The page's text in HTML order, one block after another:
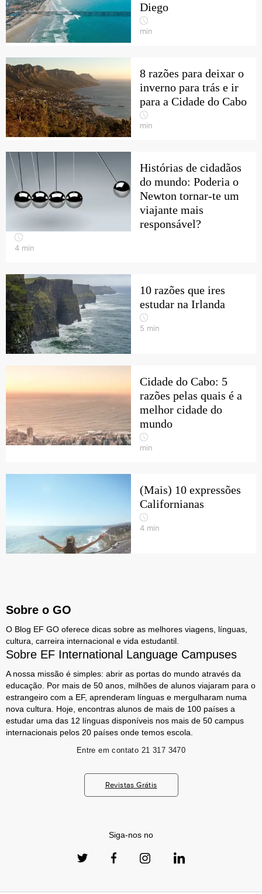
Diego
min
8 razões para deixar o
inverno para trás e ir
para a Cidade do Cabo
min
Histórias de cidadãos
do mundo: Poderia o
Newton tornar-te um
viajante mais
responsável?
4 min
10 razões que ires
estudar na Irlanda
5 min
Cidade do Cabo: 5
razões pelas quais é a
melhor cidade do
mundo
min
(Mais) 10 expressões
Californianas
4 min
Sobre o GO
O Blog EF GO oferece dicas sobre as melhores viagens, línguas,
cultura, carreira internacional e vida estudantil.
Sobre EF International Language Campuses
A nossa missão é simples: abrir as portas do mundo através da
educação. Por mais de 50 anos, milhões de alunos viajaram para o
estrangeiro com a EF, aprenderam línguas e mergulharam numa
nova cultura. Hoje, encontras alunos de mais de 100 países a
estudar uma das 12 línguas disponíveis nos mais de 50 campus
internacionais pelos 20 países onde temos escola.
Entre em contato 21 317 3470
Revistas Grátis
Siga-nos no